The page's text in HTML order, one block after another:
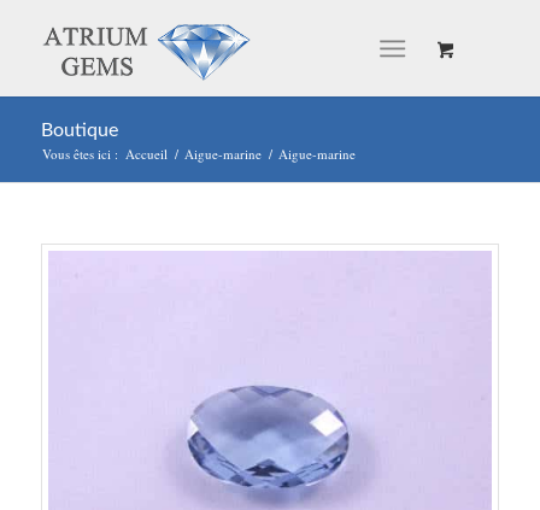
Boutique
Vous êtes ici : Accueil / Aigue-marine / Aigue-marine